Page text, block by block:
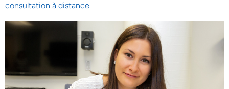
consultation à distance